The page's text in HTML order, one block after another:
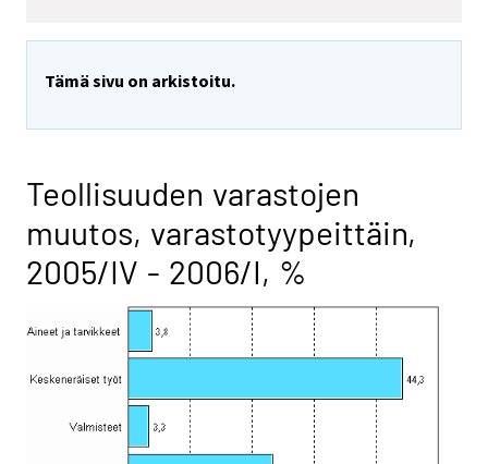
Tämä sivu on arkistoitu.
Teollisuuden varastojen
muutos, varastotyypeittäin,
2005/IV - 2006/I, %